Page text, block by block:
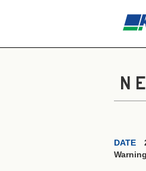
DATE
Warning